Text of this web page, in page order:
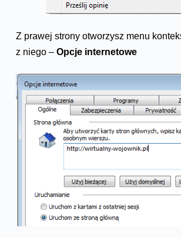
Z prawej strony otworzysz menu
z niego – Opcje internetowe